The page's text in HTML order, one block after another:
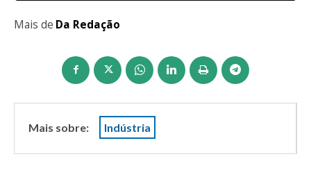
Mais de Da Redação
Mais sobre: Indústria